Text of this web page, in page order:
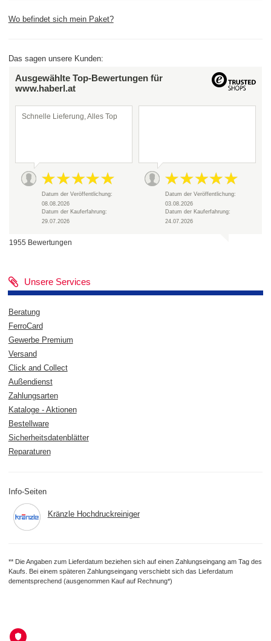
Wo befindet sich mein Paket?
Das sagen unsere Kunden:
Ausgewählte Top-Bewertungen für
www.haberl.at
Schnelle Lieferung, Alles Top
Datum der Veröffentlichung:
08.08.2026
Datum der Kauferfahrung:
29.07.2026
Datum der Veröffentlichung:
03.08.2026
Datum der Kauferfahrung:
24.07.2026
1955 Bewertungen
Unsere Services
Beratung
FerroCard
Gewerbe Premium
Versand
Click and Collect
Außendienst
Zahlungsarten
Kataloge - Aktionen
Bestellware
Sicherheitsdatenblätter
Reparaturen
Info-Seiten
Kränzle Hochdruckreiniger
** Die Angaben zum Lieferdatum beziehen sich auf einen Zahlungseingang am Tag des
Kaufs. Bei einem späteren Zahlungseingang verschiebt sich das Lieferdatum
dementsprechend (ausgenommen Kauf auf Rechnung*)